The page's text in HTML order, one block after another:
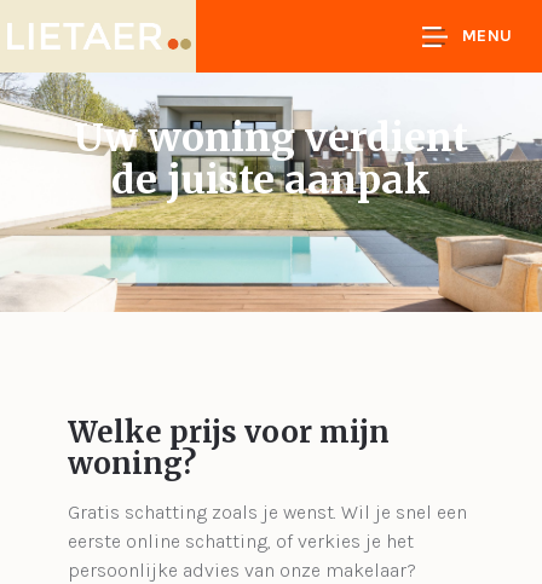
MENU
Uw woning verdient
de juiste aanpak
Welke prijs voor mijn
woning?
Gratis schatting zoals je wenst. Wil je snel een
eerste online schatting, of verkies je het
persoonlijke advies van onze makelaar?